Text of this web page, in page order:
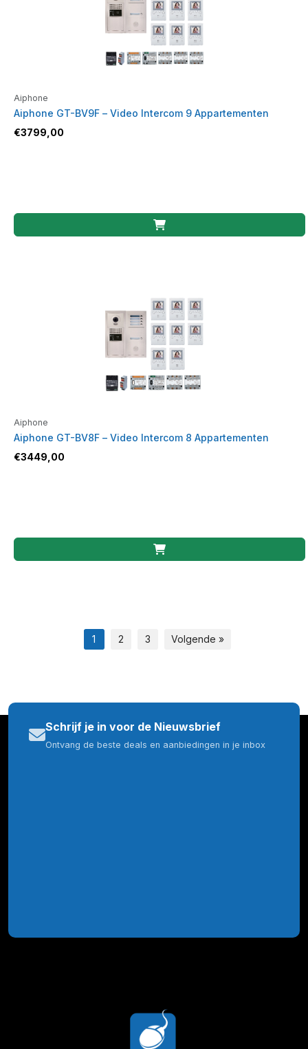
Aiphone
Aiphone GT-BV9F – Video Intercom 9 Appartementen
€3799,00
Aiphone
Aiphone GT-BV8F – Video Intercom 8 Appartementen
€3449,00
1 2 3 Volgende »
Schrijf je in voor de Nieuwsbrief
Ontvang de beste deals en aanbiedingen in je inbox